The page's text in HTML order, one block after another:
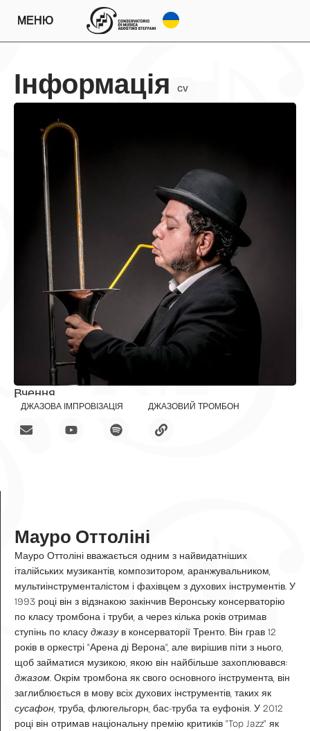
МЕНЮ
Інформація CV
Вчення
ДЖАЗОВА ІМПРОВІЗАЦІЯ ДЖАЗОВИЙ ТРОМБОН
Мауро Оттоліні
Мауро Оттоліні вважається одним з найвидатніших
італійських музикантів, композитором, аранжувальником,
мультиінструменталістом і фахівцем з духових інструментів. У
1993 році він з відзнакою закінчив Веронську консерваторію
по класу тромбона і труби, а через кілька років отримав
ступінь по класу джазув консерваторії Тренто. Він грав 12
років в оркестрі "Арена ді Верона", але вирішив піти з нього,
щоб займатися музикою, якою він найбільше захоплювався:
джазом. Окрім тромбона як свого основного інструмента, він
заглиблюється в мову всіх духових інструментів, таких як
сусафон, труба, флюгельгорн, бас-труба та еуфонія. У 2012
році він отримав національну премію критиків "Top Jazz" як